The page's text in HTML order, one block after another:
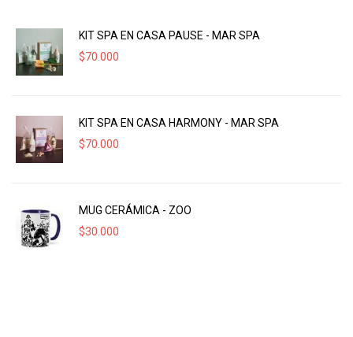
KIT SPA EN CASA PAUSE - MAR SPA
$70.000
KIT SPA EN CASA HARMONY - MAR SPA
$70.000
MUG CERÁMICA - ZOO
$30.000